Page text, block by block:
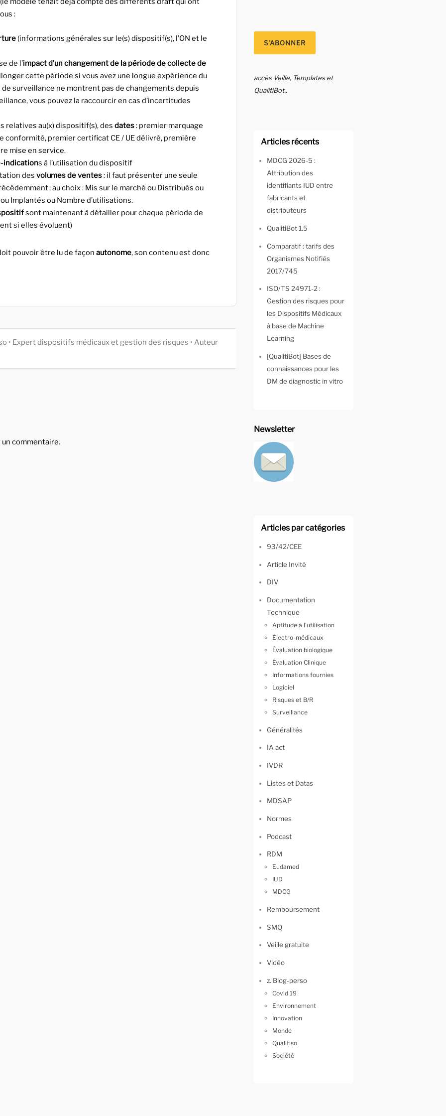
:
(informations générales sur le(s) dispositif(s), l’ON et le
de l’impact d’un changement de la période de collecte de
cette période si vous avez une longue expérience du
surveillance ne montrent pas de changements depuis
vous pouvez la raccourcir en cas d’incertitudes
relatives au(x) dispositif(s), desdates: premier marquage
conformité, premier certificat CE / UE délivré, première
mise en service.
indications à l’utilisation du dispositif
desvolumes de ventes: il faut présenter une seule
; au choix : Mis sur le marché ou Distribués ou
Implantés ou Nombre d’utilisations.
sont maintenant à détailler pour chaque période de
si elles évoluent)
pouvoir être lu de façon autonome, son contenu est donc
• Expert dispositifs médicaux et gestion des risques • Auteur
commentaire.
accès Veille, Templates et
QualitiBot..
Articles récents
MDCG 2026-5 :
Attribution des
identifiants IUD entre
fabricants et
distributeurs
QualitiBot 1.5
Comparatif : tarifs des
Organismes Notifiés
2017/745
ISO/TS 24971-2 :
Gestion des risques pour
les Dispositifs Médicaux
à base de Machine
Learning
[QualitiBot] Bases de
connaissances pour les
DM de diagnostic in vitro
Newsletter
Articles par catégories
93/42/CEE
Article Invité
DIV
Documentation
Technique
Aptitude à l'utilisation
Électro-médicaux
Évaluation biologique
Évaluation Clinique
Informations fournies
Logiciel
Risques et B/R
Surveillance
Généralités
IA act
IVDR
Listes et Datas
MDSAP
Normes
Podcast
RDM
Eudamed
IUD
MDCG
Remboursement
SMQ
Veille gratuite
Vidéo
z. Blog-perso
Covid 19
Environnement
Innovation
Monde
Qualitiso
Société